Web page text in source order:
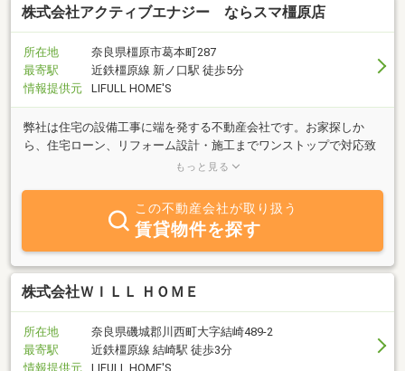
株式会社アクティブエナジー ならスマ橿原店
所在地
奈良県橿原市葛本町287
最寄駅
近鉄橿原線 新ノ口駅 徒歩5分
情報提供元
LIFULL HOME'S
弊社は住宅の設備工事に端を発する不動産会社です。お家探しか
ら、住宅ローン、リフォーム設計・施工までワンストップで対応致
します。ライフスタイルに合わせた理想の住まいを叶える過程をト
もっと見る
この不動産会社が取り扱う
賃貸物件を探す
株式会社ＷＩＬＬ ＨＯＭＥ
所在地
奈良県磯城郡川西町大字結崎489-2
最寄駅
近鉄橿原線 結崎駅 徒歩3分
情報提供元
LIFULL HOME'S